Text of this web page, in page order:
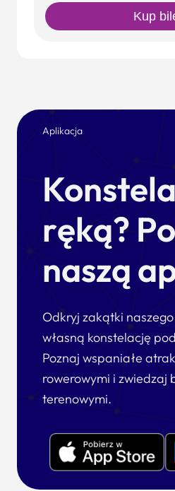
Kup
Aplikacja
ręką?
naszą
Odkryj zakątki
własną konstelację
Poznaj wspaniałe
rowerowymi i zwiedzaj
terenowymi.